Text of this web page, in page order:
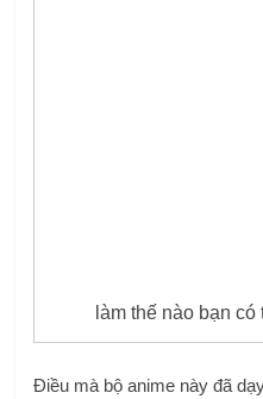
làm thế nào bạn
Điều mà bộ anime này đã